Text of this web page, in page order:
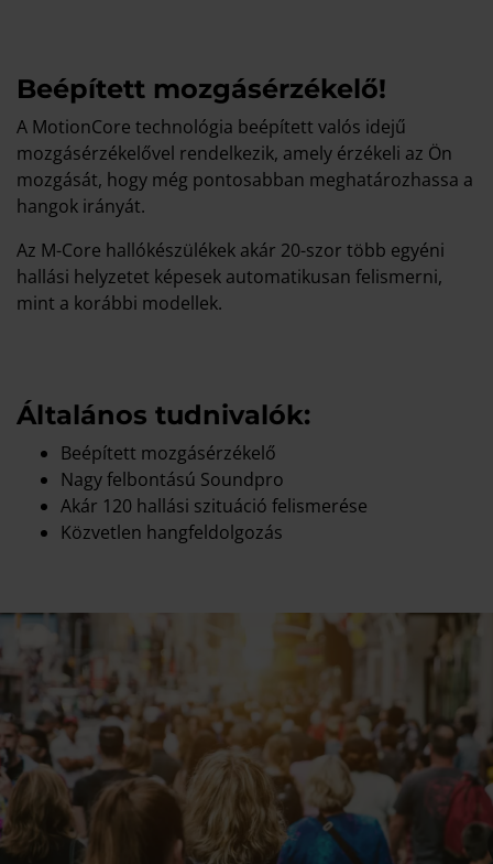
Beépített mozgásérzékelő!
A MotionCore technológia beépített valós idejű
mozgásérzékelővel rendelkezik, amely érzékeli az Ön
mozgását, hogy még pontosabban meghatározhassa a
hangok irányát.
Az M-Core hallókészülékek akár 20-szor több egyéni
hallási helyzetet képesek automatikusan felismerni,
mint a korábbi modellek.
Általános tudnivalók:
Beépített mozgásérzékelő
Nagy felbontású Soundpro
Akár 120 hallási szituáció felismerése
Közvetlen hangfeldolgozás